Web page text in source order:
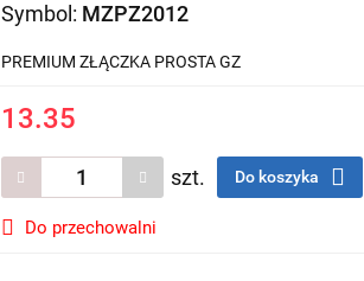
Symbol: MZPZ2012
PREMIUM ZŁĄCZKA PROSTA GZ
13.35
szt. Do koszyka
Do przechowalni